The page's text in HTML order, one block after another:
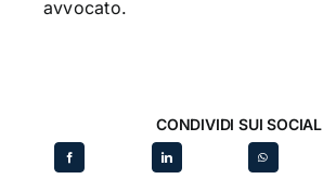
avvocato.
CONDIVIDI SUI SOCIAL